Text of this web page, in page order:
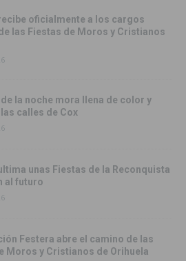
oficialmente a los cargos
las Fiestas de Moros y Cristianos
de la noche mora llena de color y
calles de Cox
unas Fiestas de la Reconquista
al futuro
Festera abre el camino de las
Moros y Cristianos de Orihuela